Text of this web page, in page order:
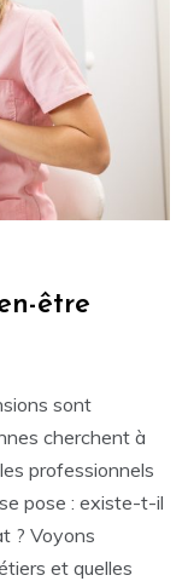
être
sont
cherchent à
professionnels
pose : existe-t-il
? Voyons
et quelles